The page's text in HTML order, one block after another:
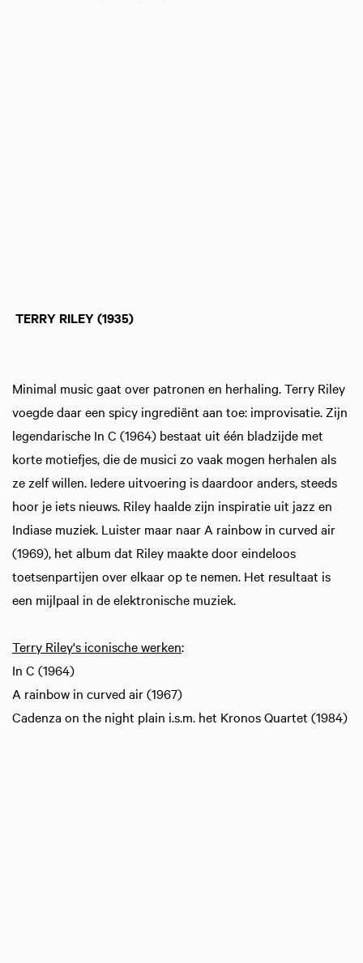
TERRY RILEY (1935)
Minimal music gaat over patronen en herhaling. Terry Riley
voegde daar een spicy ingrediënt aan toe: improvisatie. Zijn
legendarische In C (1964) bestaat uit één bladzijde met
korte motiefjes, die de musici zo vaak mogen herhalen als
ze zelf willen. Iedere uitvoering is daardoor anders, steeds
hoor je iets nieuws. Riley haalde zijn inspiratie uit jazz en
Indiase muziek. Luister maar naar A rainbow in curved air
(1969), het album dat Riley maakte door eindeloos
toetsenpartijen over elkaar op te nemen. Het resultaat is
een mijlpaal in de elektronische muziek.
Terry Riley's iconische werken:
In C (1964)
A rainbow in curved air (1967)
Cadenza on the night plain i.s.m. het Kronos Quartet (1984)